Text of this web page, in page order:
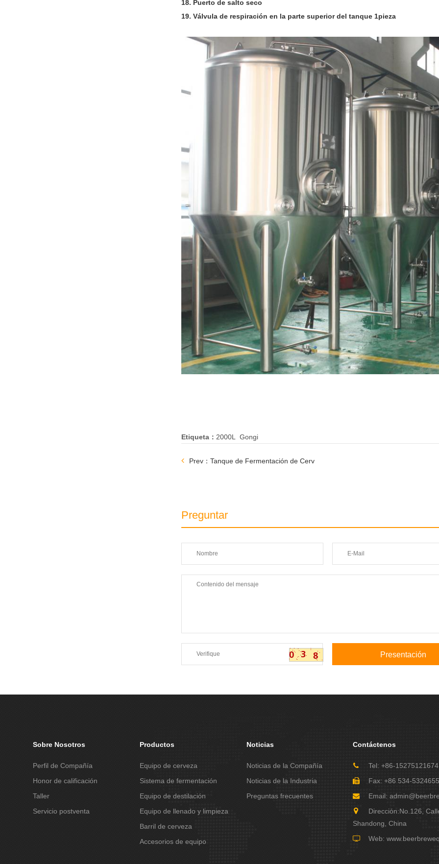
18. Puerto de salto seco
19. Válvula de respiración en la parte superior del tanque 1pieza
Etiqueta： 2000L Gongi
Prev：Tanque de Fermentación de Cerv
Preguntar
Sobre Nosotros
Perfil de Compañía
Honor de calificación
Taller
Servicio postventa
Productos
Equipo de cerveza
Sistema de fermentación
Equipo de destilación
Equipo de llenado y limpieza
Barril de cerveza
Accesorios de equipo
Noticias
Noticias de la Compañía
Noticias de la Industria
Preguntas frecuentes
Contáctenos
Tel: +86-15275121674
Fax: +86 534-
Email:
Dirección:No.126,
Shandong, China
Web: